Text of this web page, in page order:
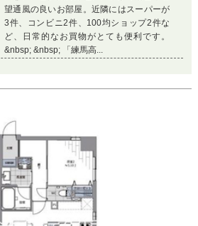
望通風の良いお部屋。近隣にはスーパーが
3件、コンビニ2件、100均ショップ2件な
ど、日常的なお買物がとても便利です。
&nbsp; &nbsp; 「練馬高...